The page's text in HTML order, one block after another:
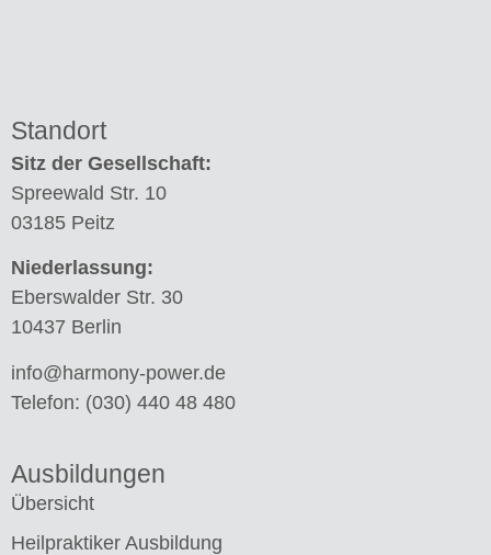
Standort
Sitz der Gesellschaft:
Spreewald Str. 10
03185 Peitz
Niederlassung:
Eberswalder Str. 30
10437 Berlin
info@harmony-power.de
Telefon: (030) 440 48 480
Ausbildungen
Übersicht
Heilpraktiker Ausbildung